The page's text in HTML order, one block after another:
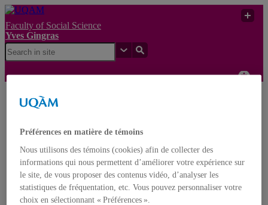
Faculty of Social Science
Yves Gingras
UQAM
Gingras
les systèmes
d’enseignement supérieur
des pays de l’OCDE
Yves Gingras
FrançaisEnglish
Préférences en matière de témoins
Nous utilisons des témoins (cookies) afin de collecter des
informations qui nous permettent d’améliorer votre expérience sur
le site, de vous proposer des contenus vidéo, d’analyser les
statistiques de fréquentation, etc. Vous pouvez personnaliser votre
choix en sélectionnant « Préférences ».